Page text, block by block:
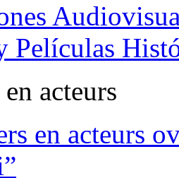
Películas
acteurs
en acteurs